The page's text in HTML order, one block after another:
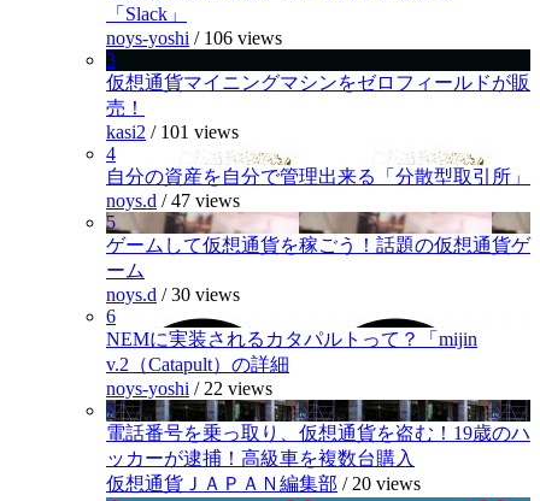
「Slack」
noys-yoshi / 106 views
3
仮想通貨マイニングマシンをゼロフィールドが販
売！
kasi2 / 101 views
4
自分の資産を自分で管理出来る「分散型取引所」
noys.d /47 views
5
ゲームして仮想通貨を稼ごう！話題の仮想通貨ゲ
ーム
noys.d /30 views
6
NEMに実装されるカタパルトって？「mijin
v.2（Catapult）の詳細
noys-yoshi / 22 views
7
電話番号を乗っ取り、仮想通貨を盗む！19歳のハ
ッカーが逮捕！高級車を複数台購入
仮想通貨ＪＡＰＡＮ編集部 / 20 views